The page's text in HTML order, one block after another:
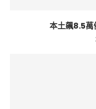
本土飆8.5萬